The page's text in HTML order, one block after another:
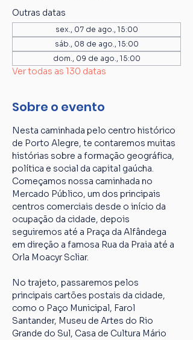
Outras datas
sex., 07 de ago., 15:00
sáb., 08 de ago., 15:00
dom., 09 de ago., 15:00
Ver todas as 130 datas
Sobre o evento
Nesta caminhada pelo centro histórico
de Porto Alegre, te contaremos muitas
histórias sobre a formação geográfica,
política e social da capital gaúcha.
Começamos nossa caminhada no
Mercado Público, um dos principais
centros comerciais desde o início da
ocupação da cidade, depois
seguiremos até a Praça da Alfândega
em direção a famosa Rua da Praia até a
Orla Moacyr Scliar.
No trajeto, passaremos pelos
principais cartões postais da cidade,
como o Paço Municipal, Farol
Santander, Museu de Artes do Rio
Grande do Sul, Casa de Cultura Mário